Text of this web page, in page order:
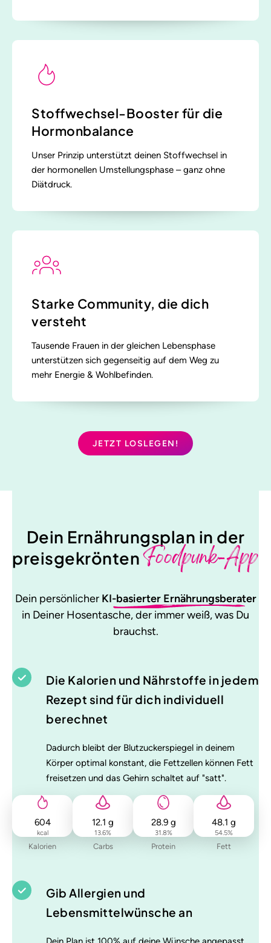
Stoffwechsel-Booster für die
Hormonbalance
Unser Prinzip unterstützt deinen Stoffwechsel in
der hormonellen Umstellungsphase – ganz ohne
Diätdruck.
Starke Community, die dich
versteht
Tausende Frauen in der gleichen Lebensphase
unterstützen sich gegenseitig auf dem Weg zu
mehr Energie & Wohlbefinden.
JETZT LOSLEGEN!
Dein Ernährungsplan in der
preisgekröntenFoodpunk-App
Dein persönlicher KI-basierter Ernährungsberater
in Deiner Hosentasche, der immer weiß, was Du
brauchst.
Die Kalorien und Nährstoffe in jedem
Rezept sind für dich individuell
berechnet
Dadurch bleibt der Blutzuckerspiegel in deinem
Körper optimal konstant, die Fettzellen können Fett
freisetzen und das Gehirn schaltet auf "satt".
604
kcal
Kalorien
12.1 g
13.6%
Carbs
28.9g
31.8%
Protein
48.1 g
54.5%
Fett
Gib Allergien und
Lebensmittelwünsche an